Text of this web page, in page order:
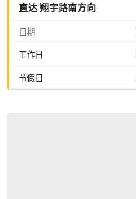
直达 翔宇路南方向
日期
工作日
节假日